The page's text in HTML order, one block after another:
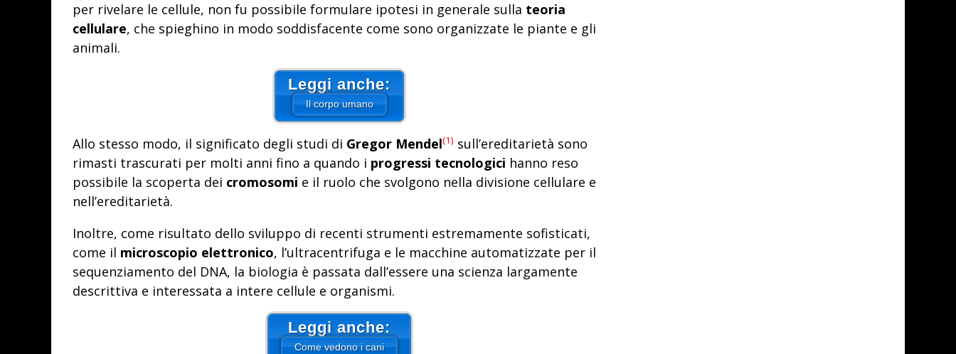
per rivelare le cellule, non fu possibile formulare ipotesi in generale sulla teoria
cellulare, che spieghino in modo soddisfacente come sono organizzate le piante e gli
animali.
Leggi anche:
Il corpo umano
Allo stesso modo, il significato degli studi di Gregor Mendel(1) sull’ereditarietà sono
rimasti trascurati per molti anni fino a quando i progressi tecnologici hanno reso
possibile la scoperta dei cromosomi e il ruolo che svolgono nella divisione cellulare e
nell’ereditarietà.
Inoltre, come risultato dello sviluppo di recenti strumenti estremamente sofisticati,
come il microscopio elettronico, l’ultracentrifuga e le macchine automatizzate per il
sequenziamento del DNA, la biologia è passata dall’essere una scienza largamente
descrittiva e interessata a intere cellule e organismi.
Leggi anche:
Come vedono i cani